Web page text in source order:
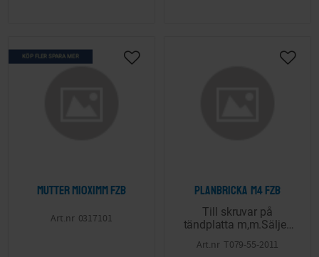
Mutter M10x1mm FZB
0317101
KÖP FLER SPARA MER
Lägg till i önskelista
Planbricka M4 FZB
Till skruvar på
tändplatta m,m.Säljes
styckvis.
T079-55-2011
Lägg